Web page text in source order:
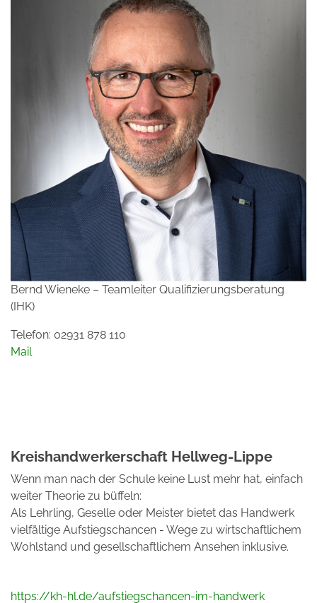
Bernd Wieneke – Teamleiter Qualifizierungsberatung
(IHK)
Telefon: 02931 878 110
Mail
Kreishandwerkerschaft Hellweg-Lippe
Wenn man nach der Schule keine Lust mehr hat, einfach
weiter Theorie zu büffeln:
Als Lehrling, Geselle oder Meister bietet das Handwerk
vielfältige Aufstiegschancen - Wege zu wirtschaftlichem
Wohlstand und gesellschaftlichem Ansehen inklusive.
https://kh-hl.de/aufstiegschancen-im-handwerk